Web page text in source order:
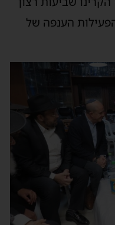
הענפה של